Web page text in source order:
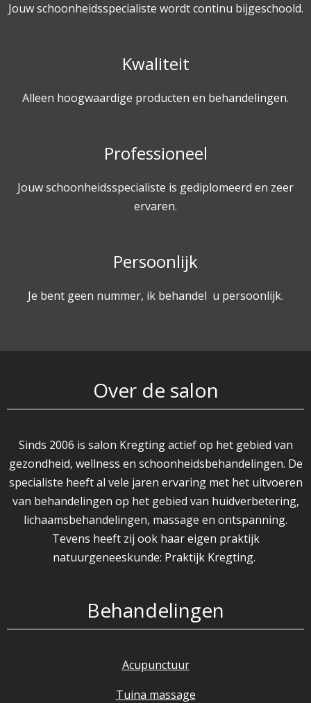
Jouw schoonheidsspecialiste wordt continu bijgeschoold.
Kwaliteit
Alleen hoogwaardige producten en behandelingen.
Professioneel
Jouw schoonheidsspecialiste is gediplomeerd en zeer
ervaren.
Persoonlijk
Je bent geen nummer, ik behandel u persoonlijk.
Over de salon
Sinds 2006 is salon Kregting actief op het gebied van
gezondheid, wellness en schoonheidsbehandelingen. De
specialiste heeft al vele jaren ervaring met het uitvoeren
van behandelingen op het gebied van huidverbetering,
lichaamsbehandelingen, massage en ontspanning.
Tevens heeft zij ook haar eigen praktijk
natuurgeneeskunde: Praktijk Kregting.
Behandelingen
Acupunctuur
Tuina massage